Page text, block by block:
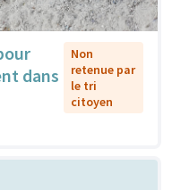
dans
Non
retenue par
le tri
citoyen